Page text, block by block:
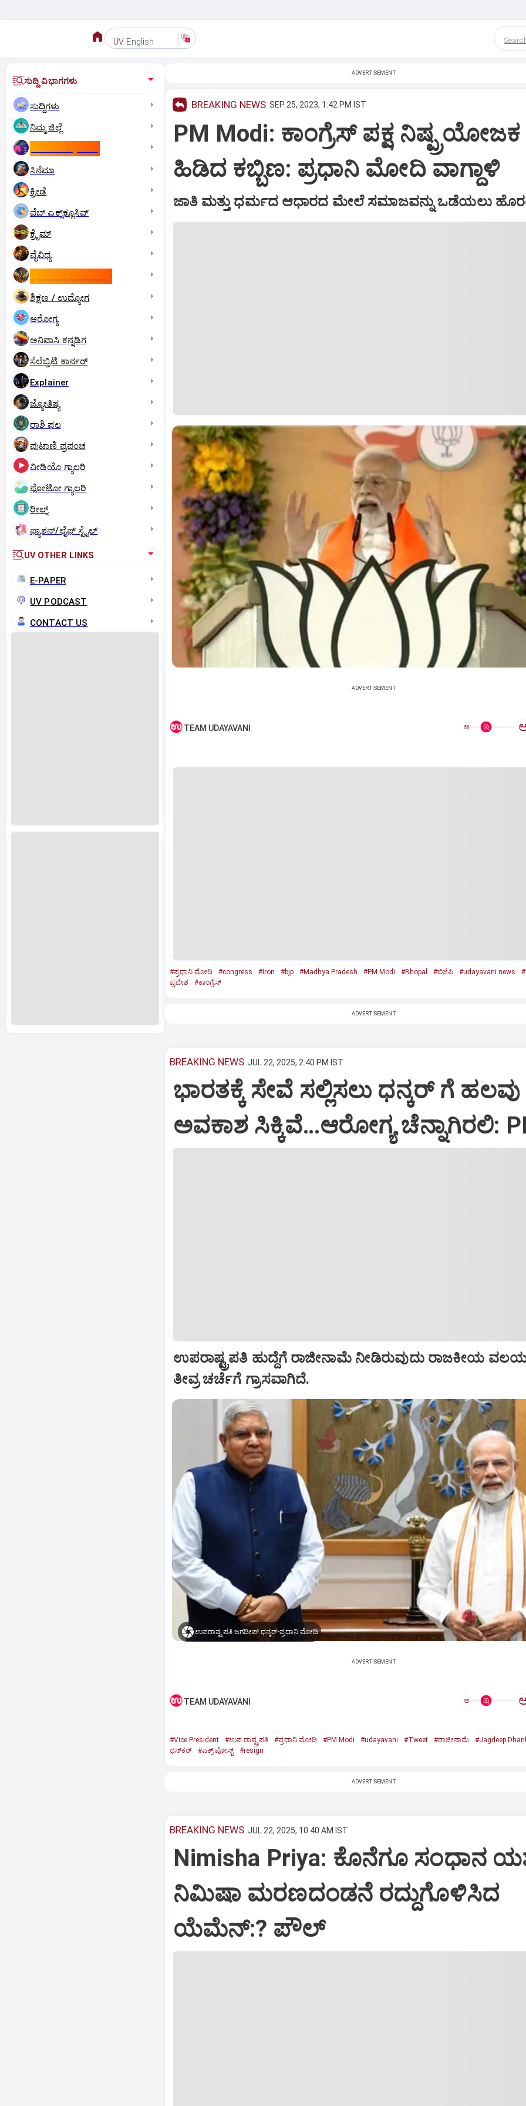
UV English
ಸುದ್ದಿ ವಿಭಾಗಗಳು
ಸುದ್ದಿಗಳು
ನಿಮ್ಮ ಜಿಲ್ಲೆ
ಸಿನೆಮಾ
ಕ್ರೀಡೆ
ವೆಬ್ ಎಕ್ಸ್‌ಕ್ಲೂಸಿವ್
ಕ್ರೈಮ್
ವೈವಿಧ್ಯ
ಶಿಕ್ಷಣ / ಉದ್ಯೋಗ
ಆರೋಗ್ಯ
ಅನಿವಾಸಿ ಕನ್ನಡಿಗ
ಸೆಲೆಬ್ರಿಟಿ ಕಾರ್ನರ್‌
Explainer
ಜ್ಯೋತಿಷ್ಯ
ರಾಶಿ ಫಲ
ಪುಟಾಣಿ ಪ್ರಪಂಚ
ವೀಡಿಯೊ ಗ್ಯಾಲರಿ
ಫೋಟೋ ಗ್ಯಾಲರಿ
ರೀಲ್ಸ್
ಫ್ಯಾಶನ್/ಲೈಫ್‌ ಸ್ಟೈಲ್
UV OTHER LINKS
E-PAPER
UV PODCAST
CONTACT US
ADVERTISEMENT
BREAKING NEWS SEP 25, 2023, 1:42 PM IST
PM Modi: ಕಾಂಗ್ರೆಸ್‌ ಪಕ್ಷ ನಿಷ್ಪ್ರಯೋಜಕ
ಹಿಡಿದ ಕಬ್ಬಿಣ: ಪ್ರಧಾನಿ ಮೋದಿ ವಾಗ್ದಾಳಿ
ಜಾತಿ ಮತ್ತು ಧರ್ಮದ ಆಧಾರದ ಮೇಲೆ ಸಮಾಜವನ್ನು ಒಡೆಯಲು
ADVERTISEMENT
TEAM UDAYAVANI ಅ
#ಪ್ರಧಾನಿ ಮೋದಿ #congress #Iron #bjp #Madhya Pradesh #PM Modi #Bhopal #ಬಿಜೆಪಿ #udayavani news
ಪ್ರದೇಶ
#ಕಾಂಗ್ರೆಸ್‌
ADVERTISEMENT
BREAKING NEWS JUL 22, 2025, 2:40 PM IST
ಭಾರತಕ್ಕೆ ಸೇವೆ ಸಲ್ಲಿಸಲು ಧನ್ಕರ್‌ ಗೆ ಹಲವು
ಅವಕಾಶ ಸಿಕ್ಕಿವೆ…ಆರೋಗ್ಯ ಚೆನ್ನಾಗಿರಲಿ:
ಉಪರಾಷ್ಟ್ರಪತಿ ಹುದ್ದೆಗೆ ರಾಜೀನಾಮೆ ನೀಡಿರುವುದು ರಾಜಕೀಯ
ತೀವ್ರ ಚರ್ಚೆಗೆ ಗ್ರಾಸವಾಗಿದೆ.
ಉಪರಾಷ್ಟ್ರಪತಿ ಜಗದೀಪ್‌ ಧನ್ಕರ್-ಪ್ರಧಾನಿ ಮೋದಿ
ADVERTISEMENT
TEAM UDAYAVANI ಅ
#Vice President #ಉಪ ರಾಷ್ಟ್ರಪತಿ #ಪ್ರಧಾನಿ ಮೋದಿ #PM Modi #udayavani #Tweet #ರಾಜೀನಾಮೆ
#Jagdeep
ಧನ್‌ಕರ್‌
#ಎಕ್ಸ್‌ ಪೋಸ್ಟ್ #resign
ADVERTISEMENT
BREAKING NEWS JUL 22, 2025, 10:40 AM IST
Nimisha Priya: ಕೊನೆಗೂ ಸಂಧಾನ
ನಿಮಿಷಾ ಮರಣದಂಡನೆ ರದ್ದುಗೊಳಿಸಿದ
ಯೆಮೆನ್:? ಪೌಲ್